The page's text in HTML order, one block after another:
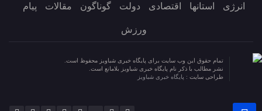
انرژی استانها اقتصادی دولت گوناگون مقالات پیام
ورزش
تمام حقوق این وب سایت برای پایگاه خبری شباویز محفوظ است.
نشر مطالب با ذکر نام پایگاه خبری شباویز بلامانع است.
طراحی سایت : پایگاه خبری شباویز